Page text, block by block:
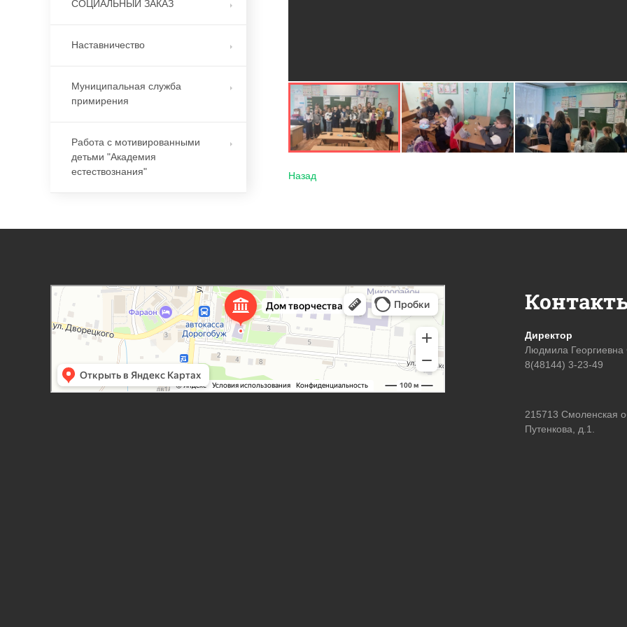
Назад
СОЦИАЛЬНЫЙ ЗАКАЗ
Наставничество
Муниципальная служба
примирения
Работа с мотивированными
детьми "Академия
естествознания"
Директор
Людмила
8(48144) 3-23-49
215713 Смоленская
Путенкова, д.1.
Дорогобужский дом детского творчества
Дом культуры в Дорогобуже
Дополнительное образование в Дорогобуже